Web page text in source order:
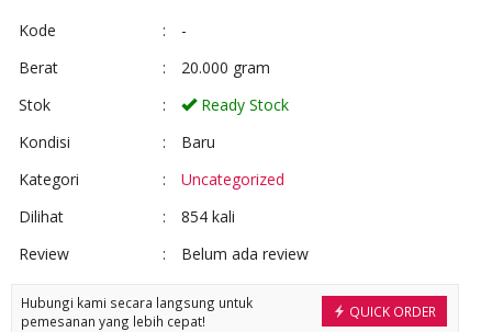
Kode :
-
Berat
:
20.000 gram
Stok
:
Ready Stock
Kondisi
:
Baru
Kategori
:
Uncategorized
Dilihat
:
854 kali
Review
: Belum ada review
QUICK ORDER
Hubungi kami secara langsung untuk
pemesanan yang lebih cepat!